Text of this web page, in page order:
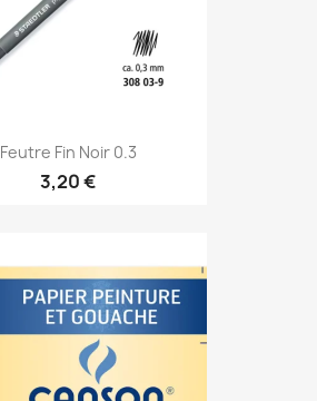
Feutre Fin Noir 0.3
3,20 €